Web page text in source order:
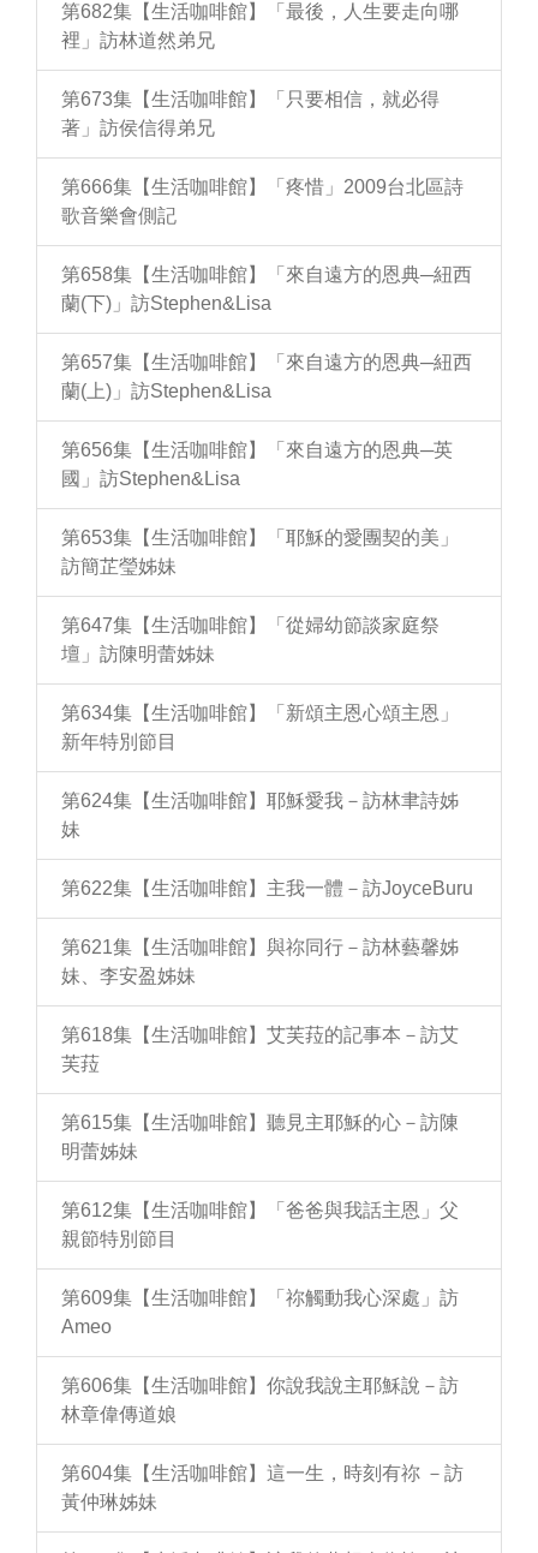
第682集【生活咖啡館】「最後，人生要走向哪
裡」訪林道然弟兄
第673集【生活咖啡館】「只要相信，就必得
著」訪侯信得弟兄
第666集【生活咖啡館】「疼惜」2009台北區詩
歌音樂會側記
第658集【生活咖啡館】「來自遠方的恩典─紐西
蘭(下)」訪Stephen&Lisa
第657集【生活咖啡館】「來自遠方的恩典─紐西
蘭(上)」訪Stephen&Lisa
第656集【生活咖啡館】「來自遠方的恩典─英
國」訪Stephen&Lisa
第653集【生活咖啡館】「耶穌的愛團契的美」
訪簡芷瑩姊妹
第647集【生活咖啡館】「從婦幼節談家庭祭
壇」訪陳明蕾姊妹
第634集【生活咖啡館】「新頌主恩心頌主恩」
新年特別節目
第624集【生活咖啡館】耶穌愛我－訪林聿詩姊
妹
第622集【生活咖啡館】主我一體－訪JoyceBuru
第621集【生活咖啡館】與祢同行－訪林藝馨姊
妹、李安盈姊妹
第618集【生活咖啡館】艾芙菈的記事本－訪艾
芙菈
第615集【生活咖啡館】聽見主耶穌的心－訪陳
明蕾姊妹
第612集【生活咖啡館】「爸爸與我話主恩」父
親節特別節目
第609集【生活咖啡館】「祢觸動我心深處」訪
Ameo
第606集【生活咖啡館】你說我說主耶穌說－訪
林章偉傳道娘
第604集【生活咖啡館】這一生，時刻有祢 －訪
黃仲琳姊妹